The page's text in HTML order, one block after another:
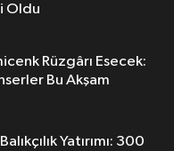
Oldu
Rüzgârı Esecek:
Bu Akşam
Yatırımı: 300